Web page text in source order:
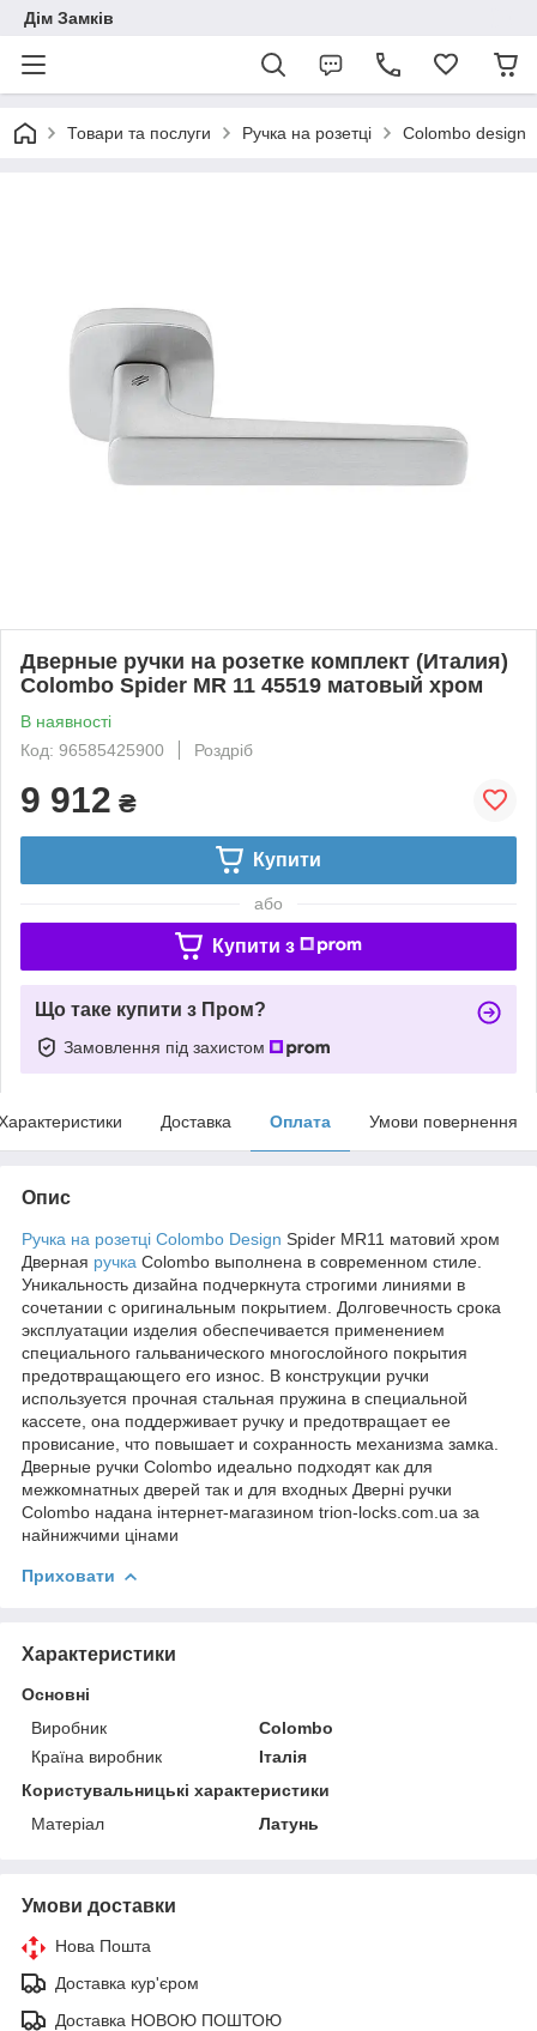
Дім Замків
Товари та послуги Ручка на розетці Colombo design
Дверные ручки на розетке комплект (Италия)
Colombo Spider MR 11 45519 матовый хром
В наявності
Код: 96585425900
Роздріб
9 912 ₴
Купити
або
Купити з
Що таке купити з Пром?
Замовлення під захистом
Доставка Оплата Умови повернення
Опис
Ручка на розетці Colombo Design Spider MR11 матовий хром
Дверная ручка Colombo выполнена в современном стиле.
Уникальность дизайна подчеркнута строгими линиями в
сочетании с оригинальным покрытием. Долговечность срока
эксплуатации изделия обеспечивается применением
специального гальванического многослойного покрытия
предотвращающего его износ. В конструкции ручки
используется прочная стальная пружина в специальной
кассете, она поддерживает ручку и предотвращает ее
провисание, что повышает и сохранность механизма замка.
Дверные ручки Colombo идеально подходят как для
межкомнатных дверей так и для входных Дверні ручки
Colombo надана інтернет-магазином trion-locks.com.ua за
найнижчими цінами
Приховати
Характеристики
Основні
Виробник
Colombo
Країна виробник
Італія
Користувальницькі характеристики
Матеріал
Латунь
Умови доставки
Нова Пошта
Доставка кур'єром
Доставка НОВОЮ ПОШТОЮ